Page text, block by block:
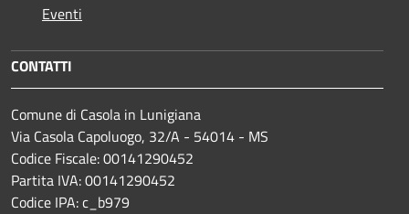
Eventi
CONTATTI
Comune di Casola in Lunigiana
Via Casola Capoluogo, 32/A - 54014 - MS
Codice Fiscale: 00141290452
Partita IVA: 00141290452
Codice IPA: c_b979